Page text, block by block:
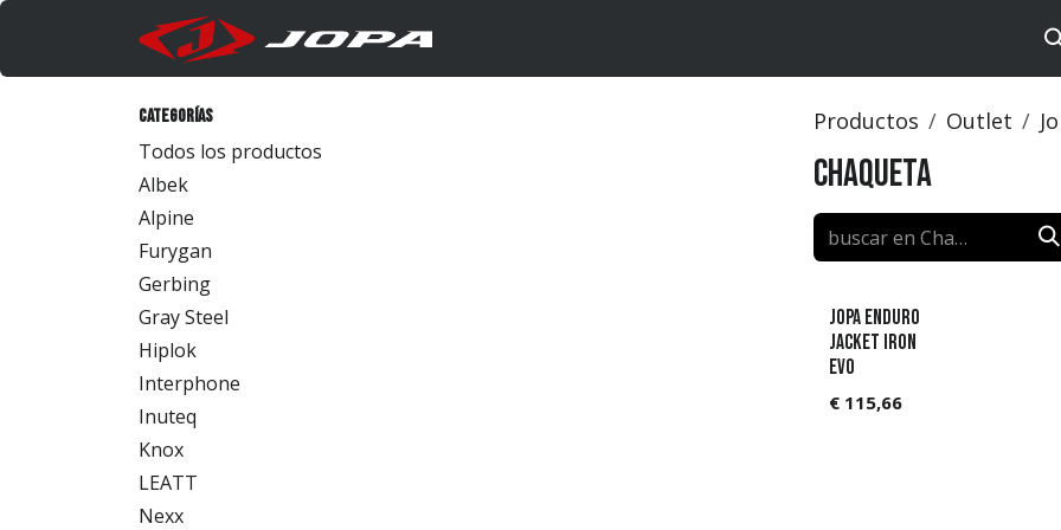
Ir al contenido
Categorías
Todos los productos
Albek
Alpine
Furygan
Gerbing
Gray Steel
Hiplok
Interphone
Inuteq
Knox
LEATT
Nexx
Productos Outlet
Chaqueta
Jopa Enduro
Jacket Iron
Evo
€ 115,66